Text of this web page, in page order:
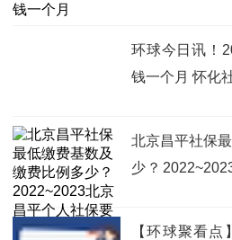
环球今日讯！
钱一个月 怀化
北京昌平社保
少？
【环球聚看点